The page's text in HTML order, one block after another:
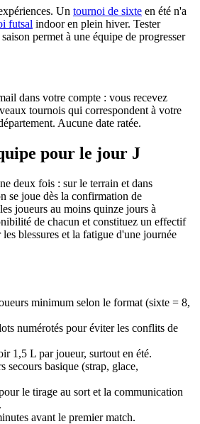
Un tournoi de sixte en été n'a
futsal indoor en plein hiver. Tester
permet à une équipe de progresser
dans votre compte : vous recevez
tournois qui correspondent à votre
Aucune date ratée.
pour le jour J
deux fois : sur le terrain et dans
se joue dès la confirmation de
joueurs au moins quinze jours à
de chacun et constituez un effectif
blessures et la fatigue d'une journée
minimum selon le format (sixte = 8,
numérotés pour éviter les conflits de
1,5 L par joueur, surtout en été.
secours basique (strap, glace,
le tirage au sort et la communication
avant le premier match.